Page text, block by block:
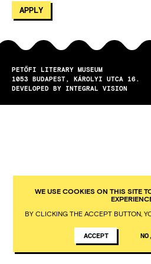
PETŐFI LITERARY MUSEUM
1053
BUDAPEST
KÁROLYI UTCA 16.
DEVELOPED BY INTEGRAL VISION
WE USE COOKIES ON THIS SITE
BY CLICKING THE ACCEPT BUTTON,
ACCEPT